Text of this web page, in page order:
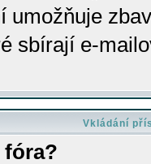
umožňuje
sbírají e-
Vkládání
fóra?